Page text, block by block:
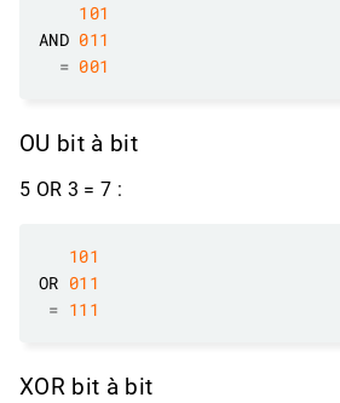
101
AND 011
= 001
OU bit à bit
5 OR 3 = 7 :
101
OR 011
= 111
XOR bit à bit